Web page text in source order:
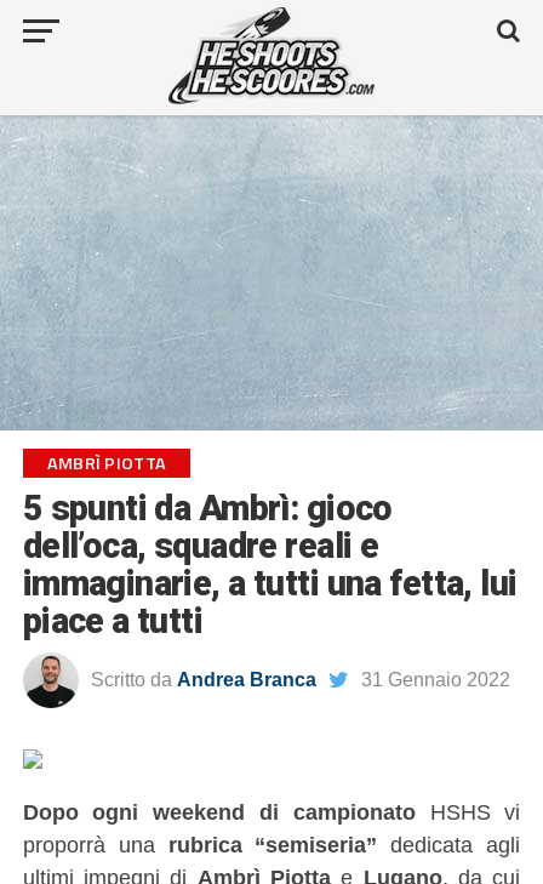
AMBRÌ PIOTTA
5 spunti da Ambrì: gioco
dell’oca, squadre reali e
immaginarie, a tutti una fetta, lui
piace a tutti
Scritto da Andrea Branca 31 Gennaio 2022
Dopo ogni weekend di campionatoHSHS vi
proporrà una rubrica “semiseria” dedicata agli
ultimi impegni di Ambrì Piotta e Lugano, da cui